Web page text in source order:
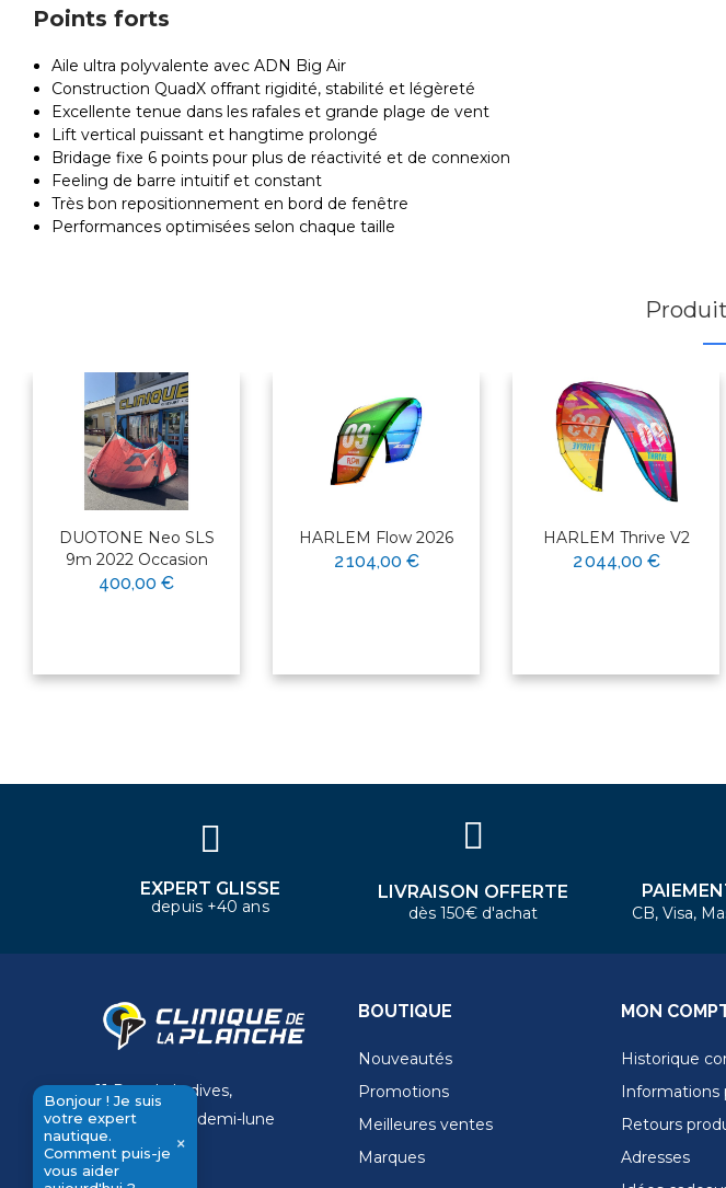
Points forts
Aile ultra polyvalente avec ADN Big Air
Construction QuadX offrant rigidité, stabilité et légèreté
Excellente tenue dans les rafales et grande plage de vent
Lift vertical puissant et hangtime prolongé
Bridage fixe 6 points pour plus de réactivité et de connexion
Feeling de barre intuitif et constant
Très bon repositionnement en bord de fenêtre
Performances optimisées selon chaque taille
DUOTONE Neo SLS
9m 2022 Occasion
400,00 €
HARLEM Flow 2026
2 104,00 €
HARLEM Thrive V2
2 044,00 €
×
send
Bonjour ! Je suis
votre expert
nautique.
Comment puis-je
vous aider
×
EXPERT GLISSE
depuis +40 ans
LIVRAISON OFFERTE
dès 150€ d'achat CB, Visa,
11 Rue de la dives,
4 Place de la demi-lune
14000 Caen
BOUTIQUE
Nouveautés
Promotions
Meilleures ventes
Marques
MON
Historique
Informations
Retours
Adresses